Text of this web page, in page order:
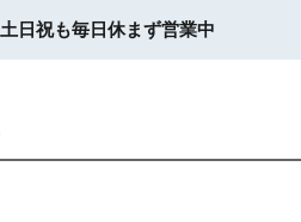
土日祝も毎日休まず営業中